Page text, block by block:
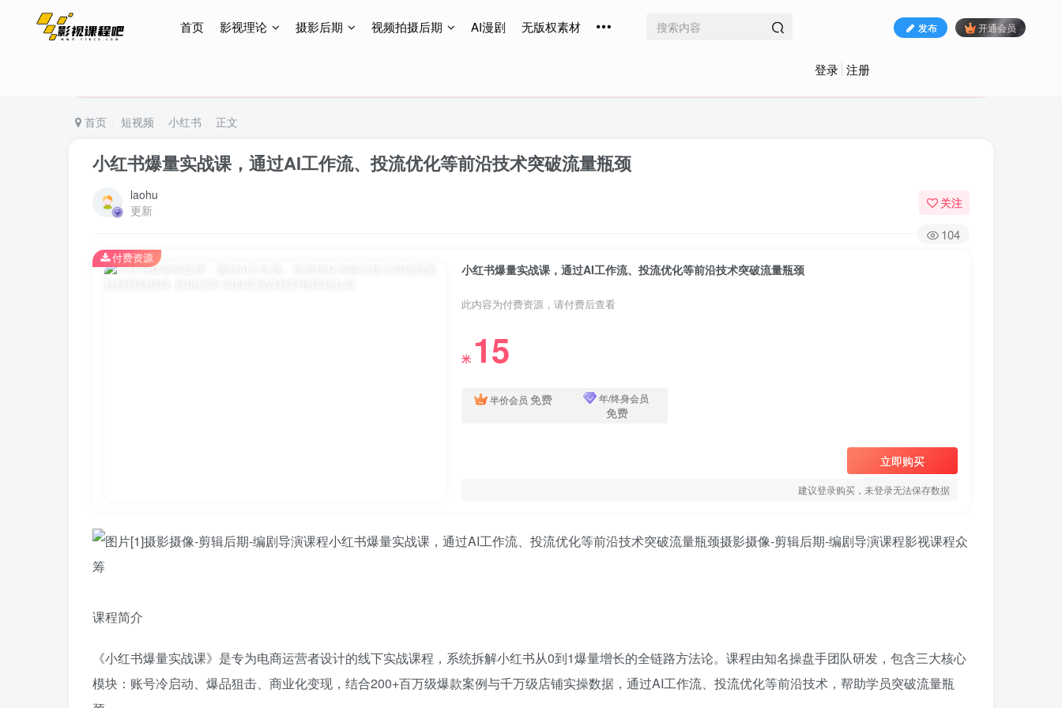
首页 影视理论 摄影后期 视频拍摄后期 AI漫剧 无版权素材 发布 开通会员
登录 注册
特惠终身会员299元，网站所有内容都可观看，终身免费更新
首页 短视频 小红书 正文
小红书爆量实战课，通过AI工作流、投流优化等前沿技术突破流量瓶颈
laohu
更新
关注
104
小红书爆量实战课，通过AI工作流、投流优化等前沿技术突破流量瓶颈
此内容为付费资源，请付费后查看
米 15
半价会员 免费 年/终身会员
免费
立即购买
建议登录购买，未登录无法保存数据
付费资源
课程简介
《小红书爆量实战课》是专为电商运营者设计的线下实战课程，系统拆解小红书从0到1爆量增长的全链路方法论。课程由知名操盘手团队研发，包含三大核心
模块：账号冷启动、爆品狙击、商业化变现，结合200+百万级爆款案例与千万级店铺实操数据，通过AI工作流、投流优化等前沿技术，帮助学员突破流量瓶